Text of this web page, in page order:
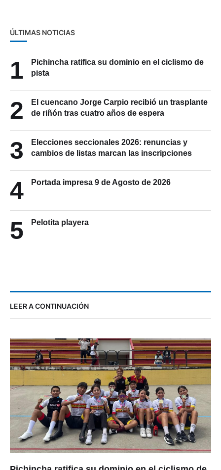
ÚLTIMAS NOTICIAS
1
Pichincha ratifica su dominio en el ciclismo de
pista
2
El cuencano Jorge Carpio recibió un trasplante
de riñón tras cuatro años de espera
3
Elecciones seccionales 2026: renuncias y
cambios de listas marcan las inscripciones
4 Portada impresa 9 de Agosto de 2026
5 Pelotita playera
LEER A CONTINUACIÓN